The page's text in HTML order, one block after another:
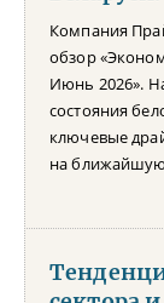
Компания
обзор
Июнь 2026».
состояния
ключевые
на